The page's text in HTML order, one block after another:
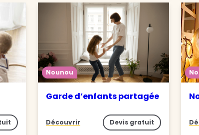
Nounou
Garde d’enfants partagée
Découvrir Devis gratuit